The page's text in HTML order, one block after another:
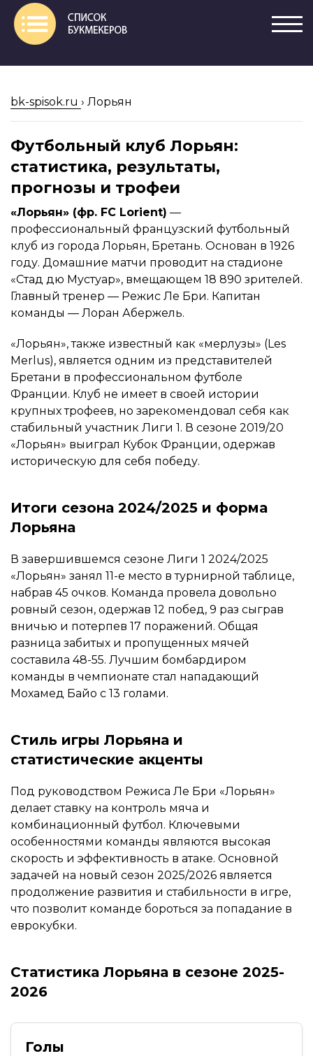
bk-spisok.ru › Лорьян
Футбольный клуб Лорьян:
статистика, результаты,
прогнозы и трофеи
«Лорьян» (фр. FC Lorient) —
профессиональный французский футбольный
клуб из города Лорьян, Бретань. Основан в 1926
году. Домашние матчи проводит на стадионе
«Стад дю Мустуар», вмещающем 18 890 зрителей.
Главный тренер — Режис Ле Бри. Капитан
команды — Лоран Абержель.
«Лорьян», также известный как «мерлузы» (Les
Merlus), является одним из представителей
Бретани в профессиональном футболе
Франции. Клуб не имеет в своей истории
крупных трофеев, но зарекомендовал себя как
стабильный участник Лиги 1. В сезоне 2019/20
«Лорьян» выиграл Кубок Франции, одержав
историческую для себя победу.
Итоги сезона 2024/2025 и форма
Лорьяна
В завершившемся сезоне Лиги 1 2024/2025
«Лорьян» занял 11-е место в турнирной таблице,
набрав 45 очков. Команда провела довольно
ровный сезон, одержав 12 побед, 9 раз сыграв
вничью и потерпев 17 поражений. Общая
разница забитых и пропущенных мячей
составила 48-55. Лучшим бомбардиром
команды в чемпионате стал нападающий
Мохамед Байо с 13 голами.
Стиль игры Лорьяна и
статистические акценты
Под руководством Режиса Ле Бри «Лорьян»
делает ставку на контроль мяча и
комбинационный футбол. Ключевыми
особенностями команды являются высокая
скорость и эффективность в атаке. Основной
задачей на новый сезон 2025/2026 является
продолжение развития и стабильности в игре,
что позволит команде бороться за попадание в
еврокубки.
Статистика Лорьяна в сезоне 2025-
2026
Голы